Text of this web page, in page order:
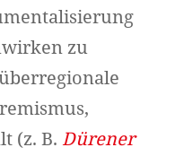
zu
(z. B. Dürener